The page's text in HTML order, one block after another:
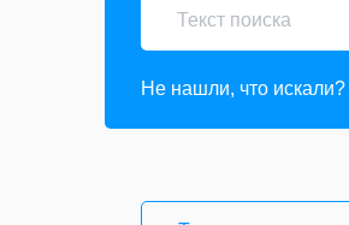
Не нашли, что искали?